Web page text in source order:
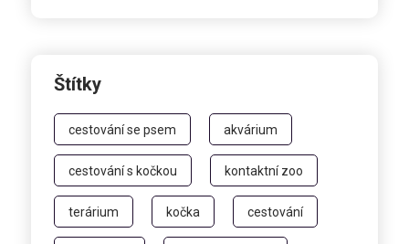
Štítky
cestování se psem akvárium
cestování s kočkou kontaktní zoo
terárium kočka cestování